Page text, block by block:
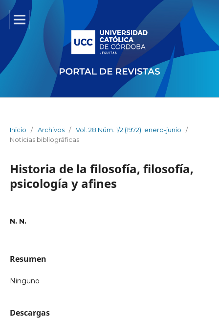
Inicio / Archivos / Vol. 28 Núm. 1/2 (1972): enero-junio
/
Noticias bibliográficas
Historia de la filosofía, filosofía,
psicología y afines
N. N.
Resumen
Ninguno
Descargas